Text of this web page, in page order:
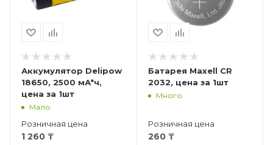
Аккумулятор Delipow
18650, 2500 мА*ч,
цена за 1шт
Мало
Розничная цена
1 260 ₸
Батарея Maxell CR
2032, цена за 1шт
Много
Розничная цена
260₸